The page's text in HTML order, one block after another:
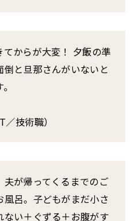
からが大変！ 夕飯の準
と旦那さんがいないと
／技術職）
夫が帰ってくるまでのご
呂。子どもがまだ小さ
ない＋ぐずる＋お腹がす